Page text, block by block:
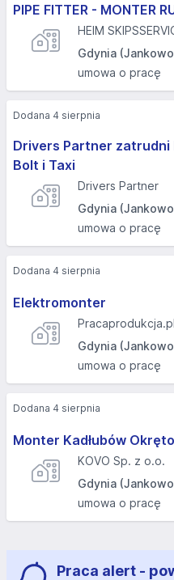
PIPE FITTER - MONTER
HEIM
Gdynia
umowa o pracę
Drivers Partner zatrudni
Bolt i Taxi
Drivers Partner
Gdynia
umowa o pracę
Dodana 4 sierpnia
Elektromonter
Pracaprodukcja.pl
Gdynia
umowa o pracę
Dodana 4 sierpnia
Monter Kadłubów
KOVO Sp. z o.o.
Gdynia
umowa o pracę
Dodana 4 sierpnia
Praca alert -